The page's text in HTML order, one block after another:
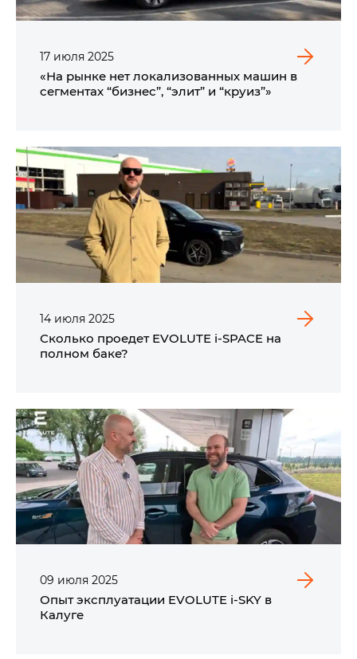
17 июля 2025
«На рынке нет локализованных машин в
сегментах “бизнес”, “элит” и “круиз”»
14 июля 2025
Сколько проедет EVOLUTE i‑SPACE на
полном баке?
09 июля 2025
Опыт эксплуатации EVOLUTE i‑SKY в
Калуге